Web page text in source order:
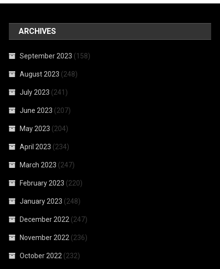
ARCHIVES
September 2023 (158)
August 2023 (248)
July 2023 (241)
June 2023 (207)
May 2023 (204)
April 2023 (234)
March 2023 (247)
February 2023 (220)
January 2023 (248)
December 2022 (247)
November 2022 (236)
October 2022 (232)